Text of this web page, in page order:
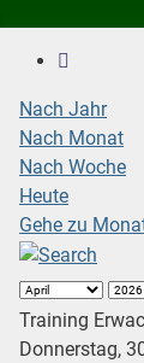
Nach Jahr
Nach Monat
Nach Woche
Heute
Gehe zu
Training
Donnerstag,